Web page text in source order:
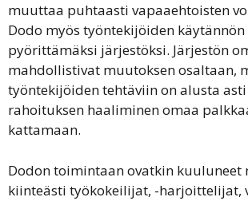
muuttaa puhtaasti vapaaehtoisten
Dodo myös työntekijöiden
pyörittämäksi järjestöksi. Järjestön
mahdollistivat muutoksen osaltaan,
työntekijöiden tehtäviin on alusta
rahoituksen haaliminen omaa
kattamaan.
Dodon toimintaan ovatkin kuuluneet
kiinteästi työkokeilijat, -harjoittelijat,